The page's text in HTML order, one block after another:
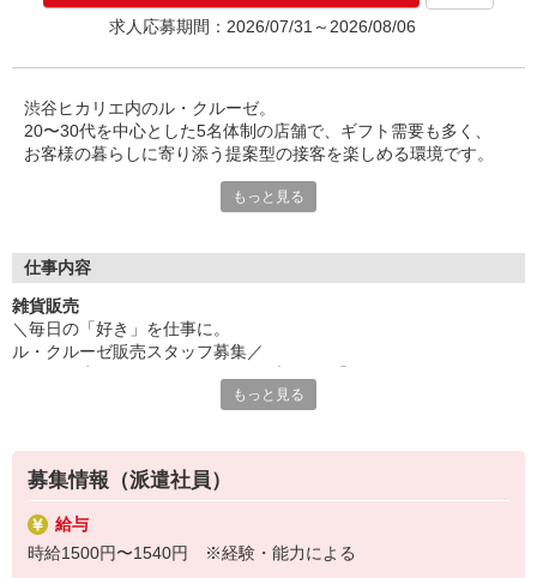
求人応募期間：2026/07/31～2026/08/06
渋谷ヒカリエ内のル・クルーゼ。
20〜30代を中心とした5名体制の店舗で、ギフト需要も多く、
お客様の暮らしに寄り添う提案型の接客を楽しめる環境です。
渋谷ヒカリエで彩りある暮らしを提案♪
で販売スタッフ募集。
カラフルな鍋や食器を通して、お客様の暮らしを豊かにするご提
案ができるお仕事です。
接客販売を中心に、レジ、ラッピング、商品管理など幅広くお任
入店後は実際に商品をレンタルして使うこともできるため、
百貨店経験や物販販売経験を活かしながら、長く活躍できる職場
です。ル・クルーゼ渋谷ヒカリエ店で販売スタッフ募集。
接客販売やラッピング、商品管理などをお任せします。
商品レンタル制度があり、実際に使った感想を接客に活かせる環
境。
制服貸与あり、長期で安定して働けます。
もっと見る
仕事内容
雑貨販売
＼毎日の「好き」を仕事に。
ル・クルーゼ販売スタッフ募集／
お客様の暮らしに彩りを添えるお仕事です。
・レジ業務
・ラッピング対応
・品出し、検品
・商品管理
・PC入力などの付帯業務
もっと見る
募集情報（派遣社員）
給与
時給1500円〜1540円 ※経験・能力による